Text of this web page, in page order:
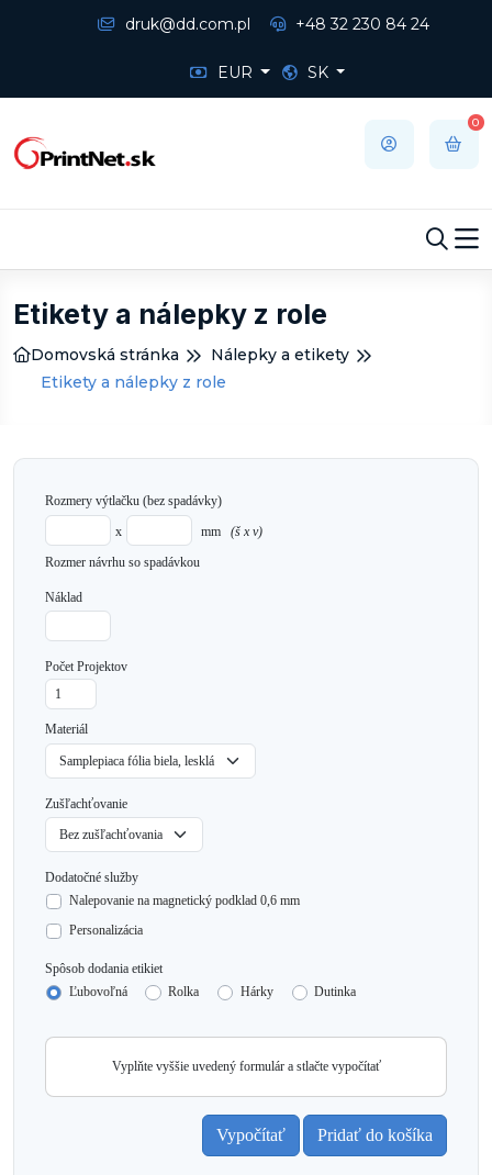
druk@dd.com.pl +48 32 230 84 24
EUR SK
0
Etikety a nálepky z role
Domovská stránka
Nálepky a etikety
Etikety a nálepky z role
Rozmery výtlačku (bez spadávky)
x
mm (š x v)
Rozmer návrhu so spadávkou
Náklad
Počet Projektov
Materiál
Zušľachťovanie
Dodatočné služby
Nalepovanie na magnetický podklad 0,6 mm
Personalizácia
Spôsob dodania etikiet
Ľubovoľná
Rolka Hárky Dutinka
Vyplňte vyššie uvedený formulár a stlačte vypočítať